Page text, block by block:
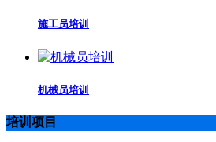
施工员培训
机械员培训
培训项目